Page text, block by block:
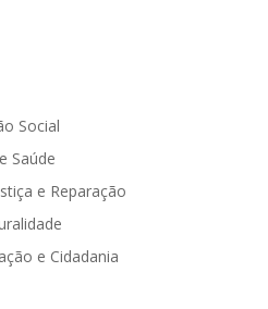
Social
Saúde
e Reparação
e Cidadania